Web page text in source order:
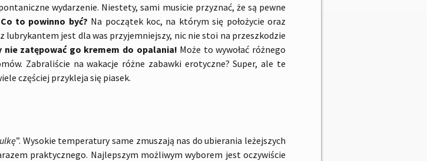
wydarzenie. Niestety, sami musicie przyznać, że są pewne
Co to powinno być? Na początek koc, na którym się położycie oraz
lubrykantem jest dla was przyjemniejszy, nic nie stoi na przeszkodzie
nie zatępować go kremem do opalania! Może to wywołać różnego
Zabraliście na wakacje różne zabawki erotyczne? Super, ale te
częściej przykleja się piasek.
”. Wysokie temperatury same zmuszają nas do ubierania leżejszych
praktycznego. Najlepszym możliwym wyborem jest oczywiście